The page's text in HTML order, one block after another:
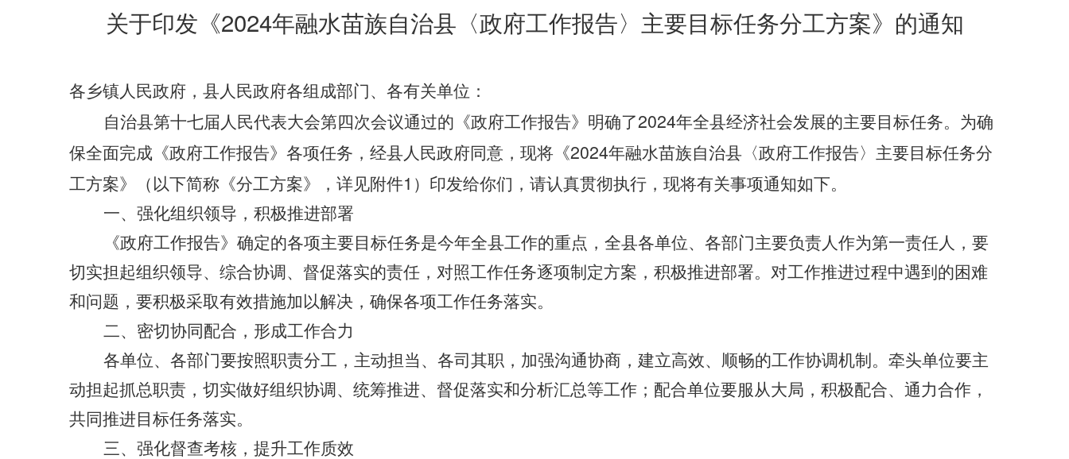
关于印发《2024年融水苗族自治县〈政府工作报告〉主要目标任务分工方案》的通知
各乡镇人民政府，县人民政府各组成部门、各有关单位：
自治县第十七届人民代表大会第四次会议通过的《政府工作报告》明确了2024年全县经济社会发展的主要目标任务。为确
保全面完成《政府工作报告》各项任务，经县人民政府同意，现将《2024年融水苗族自治县〈政府工作报告〉主要目标任务分
工方案》（以下简称《分工方案》，详见附件1 ）印发给你们，请认真贯彻执行，现将有关事项通知如下。
一、强化组织领导，积极推进部署
《政府工作报告》确定的各项主要目标任务是今年全县工作的重点，全县各单位、各部门主要负责人作为第一责任人，要
切实担起组织领导、综合协调、督促落实的责任，对照工作任务逐项制定方案，积极推进部署。对工作推进过程中遇到的困难
和问题，要积极采取有效措施加以解决，确保各项工作任务落实。
二、密切协同配合，形成工作合力
各单位、各部门要按照职责分工，主动担当、各司其职，加强沟通协商，建立高效、顺畅的工作协调机制。牵头单位要主
动担起抓总职责，切实做好组织协调、统筹推进、督促落实和分析汇总等工作；配合单位要服从大局，积极配合、通力合作，
共同推进目标任务落实。
三、强化督查考核，提升工作质效